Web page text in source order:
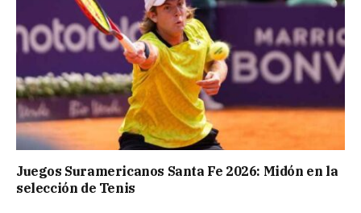
Juegos Suramericanos Santa Fe 2026: Midón en la
selección de Tenis